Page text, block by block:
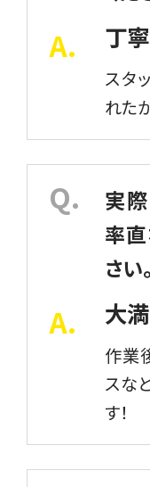
丁
スタ
れた
実
率
さい。
大
作業
スな
す！